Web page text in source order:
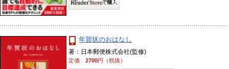
年賀状のおはなし
著：日本郵便株式会社(監修)
定価2700円（税抜）